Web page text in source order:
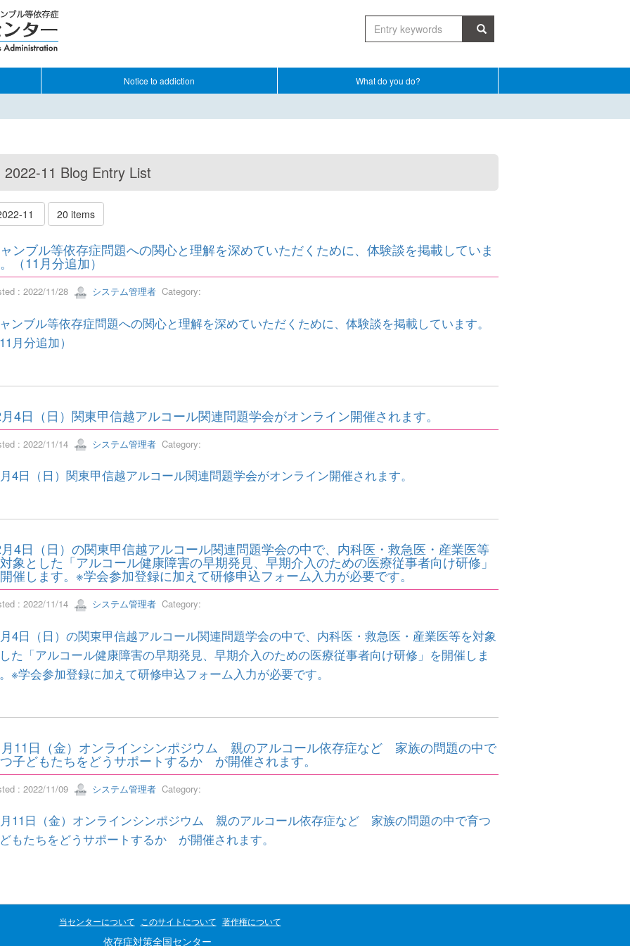
Notice to addiction What do you do?
2022-11 Blog Entry List
11 20 items
ンブル等依存症問題への関心と理解を深めていただくために、体験談を掲載していま
（11月分追加）
: 2022/11/28 システム管理者Category:
ンブル等依存症問題への関心と理解を深めていただくために、体験談を掲載しています。
11月分追加）
4日（日）関東甲信越アルコール関連問題学会がオンライン開催されます。
: 2022/11/14 システム管理者Category:
4日（日）関東甲信越アルコール関連問題学会がオンライン開催されます。
4日（日）の関東甲信越アルコール関連問題学会の中で、内科医・救急医・産業医等
象とした「アルコール健康障害の早期発見、早期介入のための医療従事者向け研修」
催します。※学会参加登録に加えて研修申込フォーム入力が必要です。
: 2022/11/14 システム管理者Category:
4日（日）の関東甲信越アルコール関連問題学会の中で、内科医・救急医・産業医等を対象
た「アルコール健康障害の早期発見、早期介入のための医療従事者向け研修」を開催しま
※学会参加登録に加えて研修申込フォーム入力が必要です。
11日（金）オンラインシンポジウム 親のアルコール依存症など 家族の問題の中で
子どもたちをどうサポートするか が開催されます。
: 2022/11/09 システム管理者Category:
11日（金）オンラインシンポジウム 親のアルコール依存症など 家族の問題の中で育つ
もたちをどうサポートするか が開催されます。
当センターについて このサイトについて 著作権について
依存症対策全国センター